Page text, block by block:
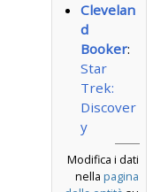
Clevelan
d
Booker:
Star
Trek:
Discover
y
Modifica i dati
nella pagina